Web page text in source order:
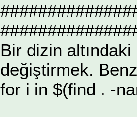
Bir dizin altındaki
değiştirmek.
for i in $(find . -